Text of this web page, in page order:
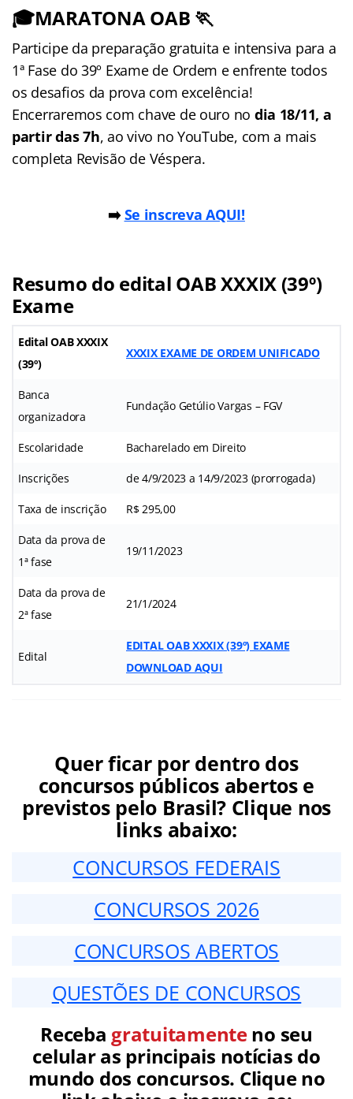
🎓MARATONA OAB 🏃
Participe da preparação gratuita e intensiva para a
1ª Fase do 39º Exame de Ordem e enfrente todos
os desafios da prova com excelência!
Encerraremos com chave de ouro no dia 18/11, a
partir das 7h, ao vivo no YouTube, com a mais
completa Revisão de Véspera.
➡️Se inscreva AQUI!
Resumo do edital OAB XXXIX (39º)
Exame
Edital OAB XXXIX
(39º)
XXXIX EXAME DE ORDEM UNIFICADO
Banca
organizadora
Fundação Getúlio Vargas – FGV
Escolaridade Bacharelado em Direito
Inscrições de 4/9/2023 a 14/9/2023 (prorrogada)
Taxa de inscrição R$ 295,00
Data da prova de
1ª fase
19/11/2023
Data da prova de
2ª fase
21/1/2024
Edital
EDITAL OAB XXXIX (39º) EXAME
DOWNLOAD AQUI
Quer ficar por dentro dos
concursos públicos abertos e
previstos pelo Brasil? Clique nos
links abaixo:
CONCURSOS FEDERAIS
CONCURSOS 2026
CONCURSOS ABERTOS
QUESTÕES DE CONCURSOS
Receba gratuitamenteno seu
celular as principais notícias do
mundo dos concursos. Clique no